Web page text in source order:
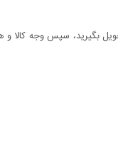
سپس وجه کالا و